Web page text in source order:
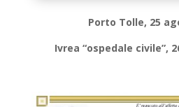
Porto Tolle, 25
Ivrea “ospedale civile”,